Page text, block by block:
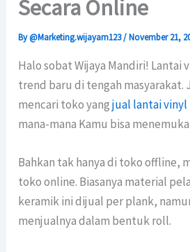
Secara Online
By@Marketing.wijayam123/November 21,
Halo sobat Wijaya Mandiri! Lantai
trend baru di tengah masyarakat.
mencari toko yangjual lantai vinyl
mana-mana Kamu bisa
Bahkan tak hanya di toko offline,
toko online. Biasanya material
keramik ini dijual per plank,
menjualnya dalam bentuk roll.